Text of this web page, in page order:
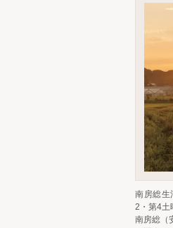
南房総生
2・第4土
南房総（